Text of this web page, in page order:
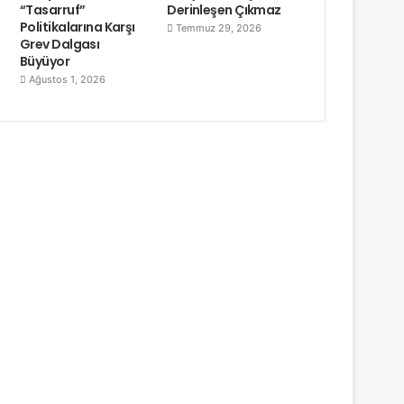
“Tasarruf”
Politikalarına Karşı
Grev Dalgası
Büyüyor
Ağustos 1, 2026
Derinleşen Çıkmaz
Temmuz 29, 2026